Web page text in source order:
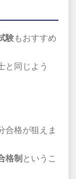
験もおすすめ
と同じよう
合格が狙えま
格制 というこ